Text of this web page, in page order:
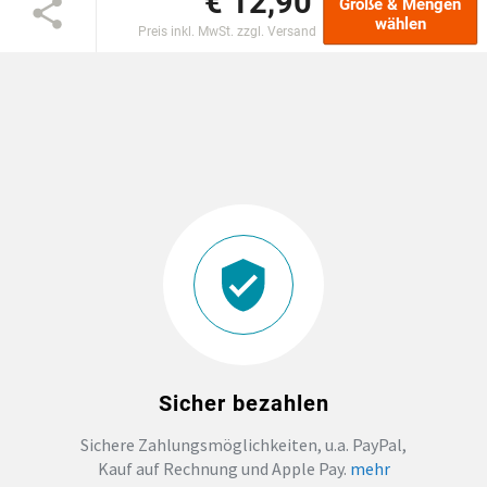
ZAHNARZTPRAXIS
FOTOTASSEN UND MEHR
GROSSBESTELLUNG
Preis inkl. MwSt. zzgl. Versand
Größe & Mengen
wählen
Sicher bezahlen
Sichere Zahlungsmöglichkeiten, u.a. PayPal,
Kauf auf Rechnung und Apple Pay. mehr